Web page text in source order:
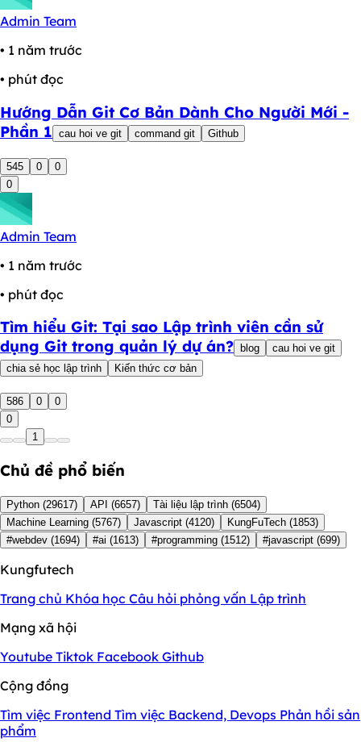
Admin Team
• 1 năm trước
• phút đọc
Hướng Dẫn Git Cơ Bản Dành Cho Người Mới -
Phần 1 cau hoi ve git command git Github
545 0
0
0
Admin Team
• 1 năm trước
• phút đọc
Tìm hiểu Git: Tại sao Lập trình viên cần sử
dụng Git trong quản lý dự án?
blog
cau hoi ve git
chia sẻ học lập trình
Kiến thức cơ bản
586 0
0
0
1
Chủ đề phổ biến
Python (29617) API (6657) Tài liệu lập trình (6504)
Machine Learning (5767) Javascript (4120) KungFuTech (1853)
#webdev (1694) #ai (1613) #programming (1512) #javascript (699)
Kungfutech
Trang chủ Khóa học Câu hỏi phỏng vấn Lập trình
Mạng xã hội
Youtube Tiktok Facebook Github
Cộng đồng
Tìm việc Frontend Tìm việc Backend, Devops Phản hồi sản
phẩm